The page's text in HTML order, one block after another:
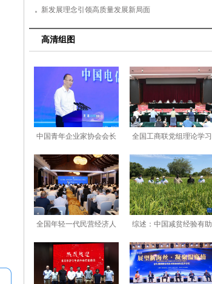
新发展理念引领高质量发展新局面
高清组图
中国青年企业家协会会长
李峻在第八届未
全国工商联党组理论学习
中心组召开学习
全国年轻一代民营经济人
士高素质成长促
综述：中国减贫经验有助
于非洲可持续发